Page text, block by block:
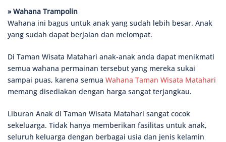
» Wahana Trampolin
Wahana ini bagus untuk anak yang sudah lebih besar. Anak
yang sudah dapat berjalan dan melompat.
Di Taman Wisata Matahari anak-anak anda dapat menikmati
semua wahana permainan tersebut yang mereka sukai
sampai puas, karena semua Wahana Taman Wisata Matahari
memang disediakan dengan harga sangat terjangkau.
Liburan Anak di Taman Wisata Matahari sangat cocok
sekeluarga. Tidak hanya memberikan fasilitas untuk anak,
seluruh keluarga dengan berbagai usia dan jenis kelamin